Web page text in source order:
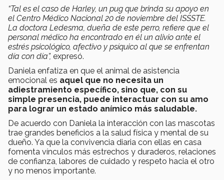
“Tal es el caso de Harley, un pug que brinda su apoyo en
el Centro Médico Nacional 20 de noviembre del ISSSTE.
La doctora Ledesma, dueña de este perro, refiere que el
personal médico ha encontrado en él un alivio ante el
estrés psicológico, afectivo y psíquico al que se enfrentan
día con día”, expresó.
Daniela enfatiza en que el animal de asistencia
emocional es aquel que no necesita un
adiestramiento específico, sino que, con su
simple presencia, puede interactuar con su amo
para lograr un estado anímico más saludable.
De acuerdo con Daniela la interacción con las mascotas
trae grandes beneficios a la salud física y mental de su
dueño. Ya que la convivencia diaria con ellas en casa
fomenta vínculos más estrechos y duraderos, relaciones
de confianza, labores de cuidado y respeto hacia el otro
y no menos importante.